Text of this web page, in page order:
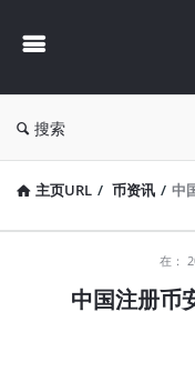
搜索
主页URL / 币资讯 / 中
在：
中国注册币